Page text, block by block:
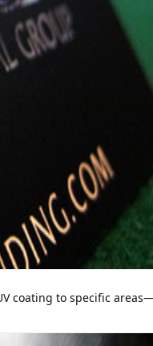
coating to specific